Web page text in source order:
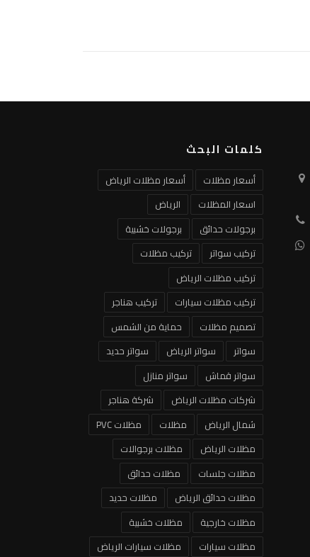
كلمات البحث
أسعار مظلات
أسعار مظلات الرياض
اسعار المظلات
الرياض
برجولات حدائق
برجولات خشبية
تركيب سواتر
تركيب مظلات
تركيب مظلات الرياض
تركيب مظلات سيارات
تركيب هناجر
تصميم مظلات
حماية من الشمس
سواتر
سواتر الرياض
سواتر حديد
سواتر قماش
سواتر منازل
شركات مظلات الرياض
شركة هناجر
شمال الرياض
مظلات
مظلات PVC
مظلات الرياض
مظلات برجوالات
مظلات جلسات
مظلات حدائق
مظلات حدائق الرياض
مظلات حديد
مظلات خارجية
مظلات خشبية
مظلات سيارات
مظلات سيارات الرياض